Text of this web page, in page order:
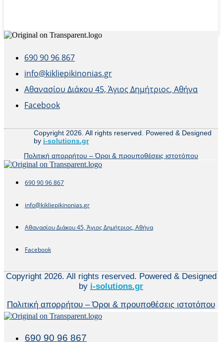
690 90 96 867
info@kikliepikinonias.gr
Αθανασίου Διάκου 45, Άγιος Δημήτριος, Αθήνα
Facebook
Copyright 2026. All rights reserved. Powered & Designed
by i-solutions.gr
Πολιτική απορρήτου – Όροι & προυποθέσεις ιστοτόπου
690 90 96 867
info@kikliepikinonias.gr
Αθανασίου Διάκου 45, Άγιος Δημήτριος, Αθήνα
Facebook
Copyright 2026. All rights reserved. Powered & Designed
by i-solutions.gr
Πολιτική απορρήτου – Όροι & προυποθέσεις ιστοτόπου
690 90 96 867